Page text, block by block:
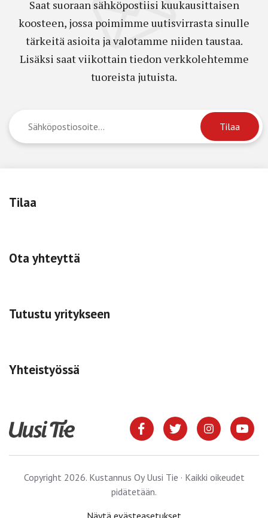
Saat suoraan sähköpostiisi kuukausittaisen
koosteen, jossa poimimme uutisvirrasta sinulle
tärkeitä asioita ja valotamme niiden taustaa.
Lisäksi saat viikottain tiedon verkkolehtemme
tuoreista jutuista.
Tilaa
Ota yhteyttä
Tutustu yritykseen
Yhteistyössä
Copyright 2026. Kustannus Oy Uusi Tie · Kaikki oikeudet
pidätetään.
Näytä evästeasetukset